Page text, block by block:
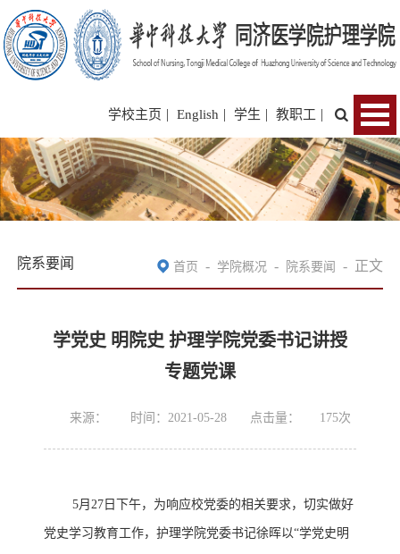
学校主页 | English | 学生 | 教职工 |
院系要闻 首页 - 学院概况 - 院系要闻 - 正文
学党史 明院史 护理学院党委书记讲授
专题党课
来源： 时间：2021-05-28 点击量： 175次
5月27日下午，为响应校党委的相关要求，切实做好
党史学习教育工作，护理学院党委书记徐晖以“学党史明